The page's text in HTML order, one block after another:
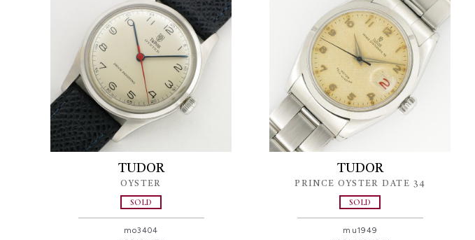
TUDOR
OYSTER
SOLD
mo3404
TUDOR
PRINCE OYSTER DATE 34
SOLD
mu1949